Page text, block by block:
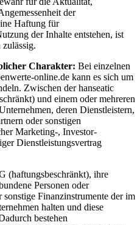
der
Haftung für
der Inhalte entstehen, ist
zulässig.
Charakter: Bei einzelnen
online.de kann es sich um
Zwischen der hanseatic
und einem oder mehreren
deren Dienstleistern,
oder sonstigen
Marketing-, Investor-
Dienstleistungsvertrag
(haftungsbeschränkt), ihre
Personen oder
Finanzinstrumente der im
halten und diese
bestehen